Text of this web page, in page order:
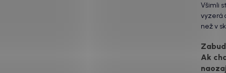
Všimli
vyzerá
než v
drsný
Ak